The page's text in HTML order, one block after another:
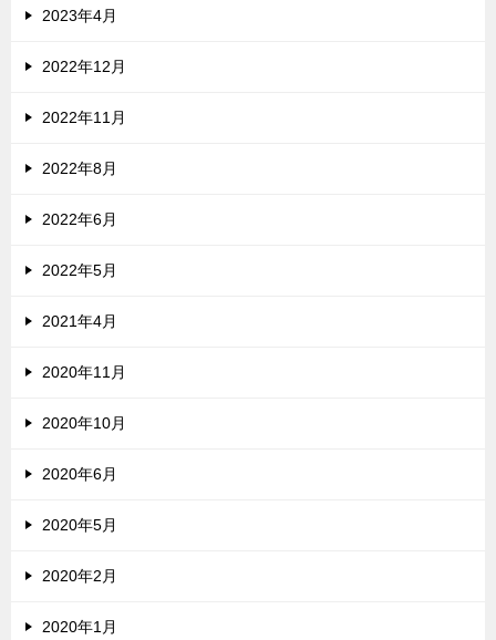
2023年4月
2022年12月
2022年11月
2022年8月
2022年6月
2022年5月
2021年4月
2020年11月
2020年10月
2020年6月
2020年5月
2020年2月
2020年1月